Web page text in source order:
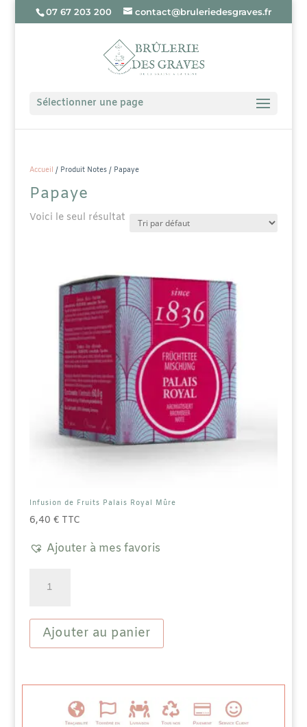
07 67 203 200 contact@bruleriedesgraves.fr
Sélectionner une page
Accueil / Produit Notes / Papaye
Papaye
Voici le seul résultat
Infusion de Fruits Palais Royal Mûre
6,40 € TTC
Ajouter à mes favoris
Fruits
PalaisAjouter au panier